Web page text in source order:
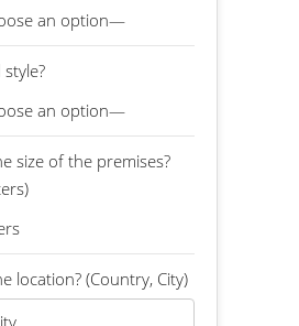
size of the premises?
location? (Country, City)